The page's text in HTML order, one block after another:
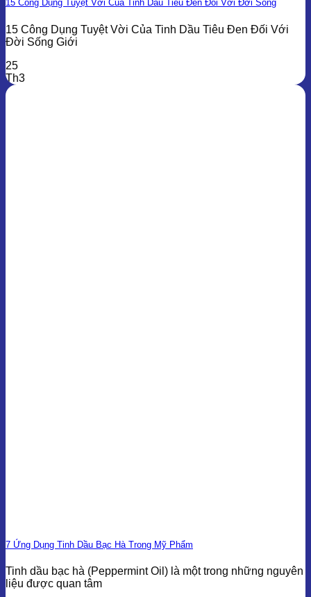
15 Công Dụng Tuyệt Vời Của Tinh Dầu Tiêu Đen Đối Với Đời Sống
15 Công Dụng Tuyệt Vời Của Tinh Dầu Tiêu Đen Đối Với
Đời Sống Giới
25
Th3
7 Ứng Dụng Tinh Dầu Bạc Hà Trong Mỹ Phẩm
Tinh dầu bạc hà (Peppermint Oil) là một trong những nguyên
liệu được quan tâm